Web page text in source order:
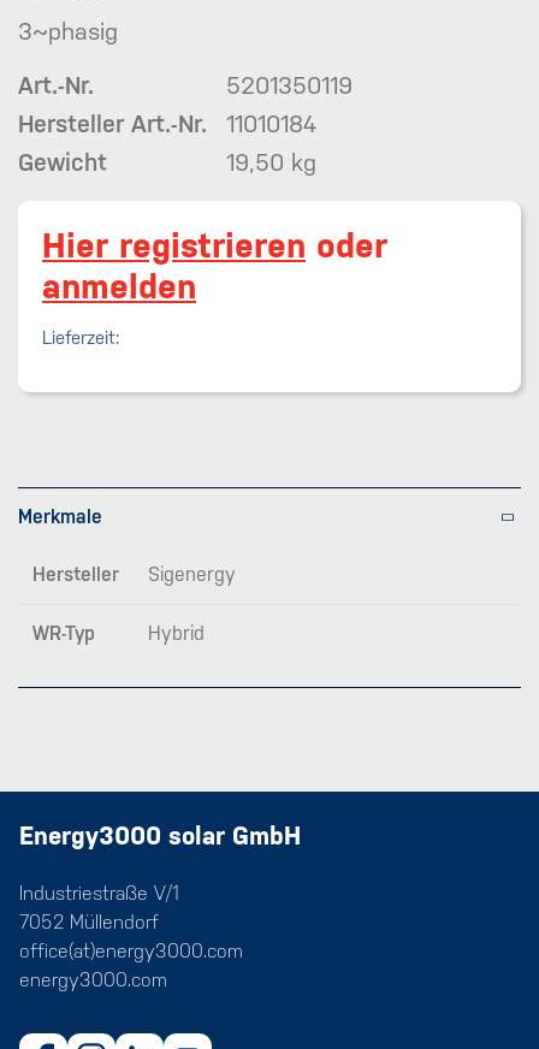
3~phasig
Art.-Nr.
5201350119
Hersteller Art.-Nr.
11010184
Gewicht
19,50 kg
Hier registrieren oder
anmelden
Lieferzeit:
Merkmale
Hersteller Sigenergy
WR-Typ Hybrid
Energy3000 solar GmbH
Industriestraße V/1
7052 Müllendorf
office(at)energy3000.com
energy3000.com